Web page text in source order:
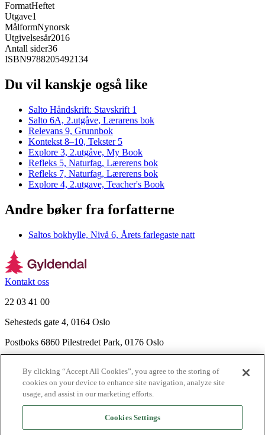
FormatHeftet
Utgave1
MålformNynorsk
Utgivelsesår2016
Antall sider36
ISBN9788205492134
Du vil kanskje også like
Salto Håndskrift: Stavskrift 1
Salto 6A, 2.utgåve, Lærarens bok
Relevans 9, Grunnbok
Kontekst 8–10, Tekster 5
Explore 3, 2.utgåve, My Book
Refleks 5, Naturfag, Lærerens bok
Refleks 7, Naturfag, Lærerens bok
Explore 4, 2.utgave, Teacher's Book
Andre bøker fra forfatterne
Saltos bokhylle, Nivå 6, Årets farlegaste natt
Kontakt oss
22 03 41 00
Sehesteds gate 4, 0164 Oslo
Postboks 6860 Pilestredet Park, 0176 Oslo
Nyhetsbrev
Ledige stillinger
Send inn manus
By clicking “Accept All Cookies”, you agree to the storing of
cookies on your device to enhance site navigation, analyze site
usage, and assist in our marketing efforts.
Cookies Settings